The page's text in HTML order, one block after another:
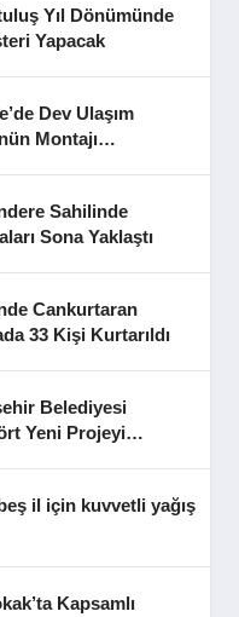
Yıl Dönümünde
Yapacak
Dev Ulaşım
Montajı
Sahilinde
Sona Yaklaştı
Cankurtaran
33 Kişi Kurtarıldı
Belediyesi
Yeni Projeyi
il için kuvvetli yağış
Kapsamlı